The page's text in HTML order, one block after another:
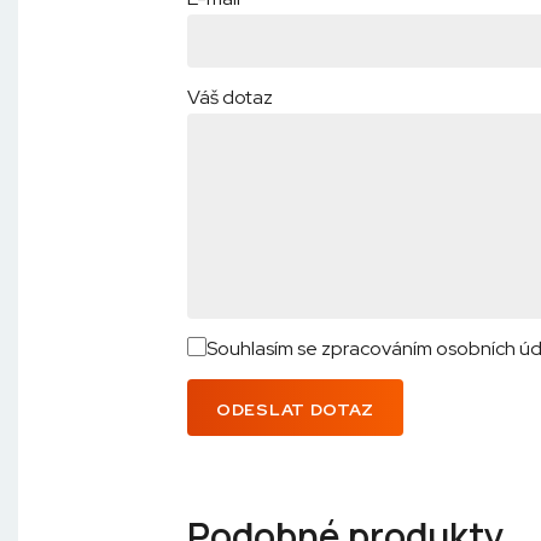
Váš dotaz
Souhlasím se zpracováním osobních
ODESLAT DOTAZ